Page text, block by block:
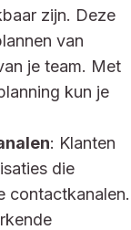
zijn. Deze
van
je team. Met
kun je
: Klanten
die
contactkanalen.